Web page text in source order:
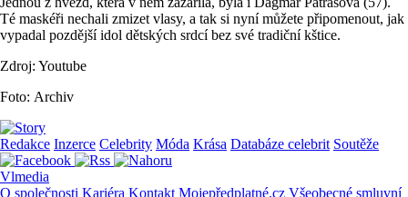
Té maskéři nechali zmizet vlasy, a tak si nyní můžete připomenout, jak
vypadal pozdější idol dětských srdcí bez své tradiční kštice.
Zdroj: Youtube
Foto: Archiv
Redakce Inzerce Celebrity Móda Krása Databáze celebrit Soutěže
Vlmedia
O společnosti Kariéra Kontakt Mojepředplatné.cz Všeobecné smluvní